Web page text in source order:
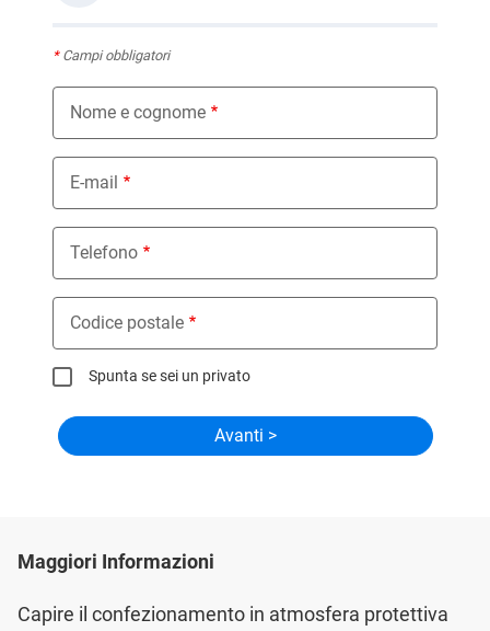
*Campi obbligatori
Nome e cognome
E-mail
Telefono
Codice postale
Spunta se sei un privato
Maggiori Informazioni
Capire il confezionamento in atmosfera protettiva